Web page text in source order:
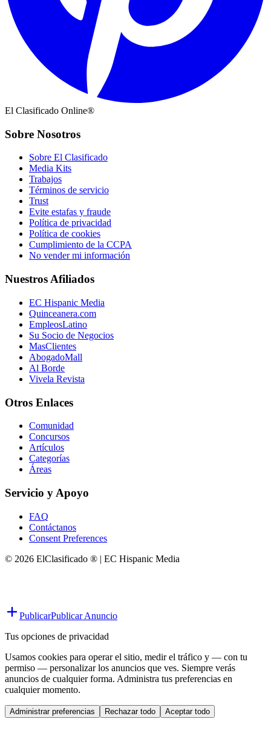
El Clasificado Online®
Sobre Nosotros
Sobre El Clasificado
Media Kits
Trabajos
Términos de servicio
Trust
Evite estafas y fraude
Política de privacidad
Política de cookies
Cumplimiento de la CCPA
No vender mi información
Nuestros Afiliados
EC Hispanic Media
Quinceanera.com
EmpleosLatino
Su Socio de Negocios
MasClientes
AbogadoMall
Al Borde
Vivela Revista
Otros Enlaces
Comunidad
Concursos
Artículos
Categorías
Áreas
Servicio y Apoyo
FAQ
Contáctanos
Consent Preferences
© 2026 ElClasificado ® | EC Hispanic Media
PublicarPublicar Anuncio
Tus opciones de privacidad
Usamos cookies para operar el sitio, medir el tráfico y — con tu
permiso — personalizar los anuncios que ves. Siempre verás
anuncios de cualquier forma. Administra tus preferencias en
cualquier momento.
Administrar preferencias Rechazar todo Aceptar todo